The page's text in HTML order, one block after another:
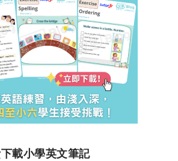
載小學英文筆記